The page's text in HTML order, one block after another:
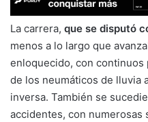
La carrera, que se disputó
menos a lo largo que
enloquecido, con continuos
de los neumáticos de lluvia
inversa. También se
accidentes, con numerosas